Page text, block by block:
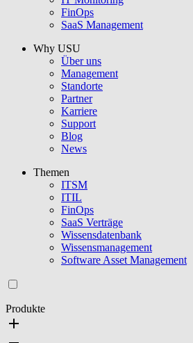
FinOps
SaaS Management
Why USU
Über uns
Management
Standorte
Partner
Karriere
Support
Blog
News
Themen
ITSM
ITIL
FinOps
SaaS Verträge
Wissensdatenbank
Wissensmanagement
Software Asset Management
Produkte